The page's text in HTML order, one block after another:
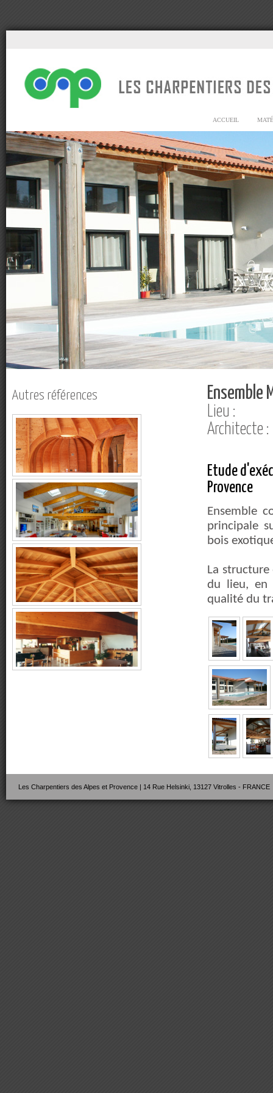
ACCUEIL
Autres références Ensemble
Lieu :
Architecte :
Etude
Provence
Ensemble
principale
bois
La
du lieu, en
qualité du
Les Charpentiers des Alpes et Provence | 14 Rue Helsinki, 13127 Vitrolles - FRANCE